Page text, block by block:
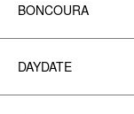
BONCOURA
DAYDATE